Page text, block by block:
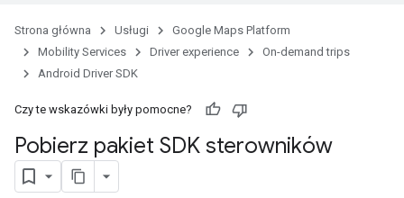
Strona główna Usługi
Google Maps Platform
Mobility Services
Driver experience
On-demand trips
Android Driver SDK
Czy te wskazówki były pomocne?
Pobierz pakiet SDK sterowników